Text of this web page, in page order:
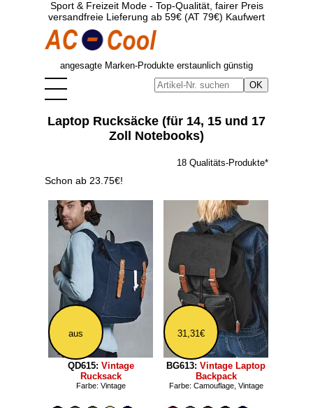
Sport & Freizeit Mode - Top-Qualität, fairer Preis
versandfreie Lieferung ab 59€ (AT 79€) Kaufwert
angesagte Marken-Produkte erstaunlich günstig
Laptop Rucksäcke (für 14, 15 und 17
Zoll Notebooks)
18 Qualitäts-Produkte*
Schon ab 23.75€!
aus
QD615: Vintage
Rucksack
Farbe: Vintage
31,31€
BG613: Vintage Laptop
Backpack
Farbe: Camouflage, Vintage